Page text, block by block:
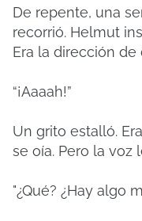
De repente, una
recorrió. Helmut
Era la dirección
“¡Aaaah!”
Un grito estalló.
se oía. Pero la voz
"¿Qué? ¿Hay algo